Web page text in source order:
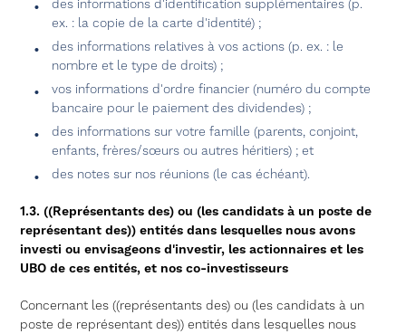
des informations d'identification supplémentaires (p.
ex. : la copie de la carte d'identité) ;
des informations relatives à vos actions (p. ex. : le
nombre et le type de droits) ;
vos informations d'ordre financier (numéro du compte
bancaire pour le paiement des dividendes) ;
des informations sur votre famille (parents, conjoint,
enfants, frères/sœurs ou autres héritiers) ; et
des notes sur nos réunions (le cas échéant).
1.3. ((Représentants des) ou (les candidats à un poste de
représentant des)) entités dans lesquelles nous avons
investi ou envisageons d'investir, les actionnaires et les
UBO de ces entités, et nos co-investisseurs
Concernant les ((représentants des) ou (les candidats à un
poste de représentant des)) entités dans lesquelles nous